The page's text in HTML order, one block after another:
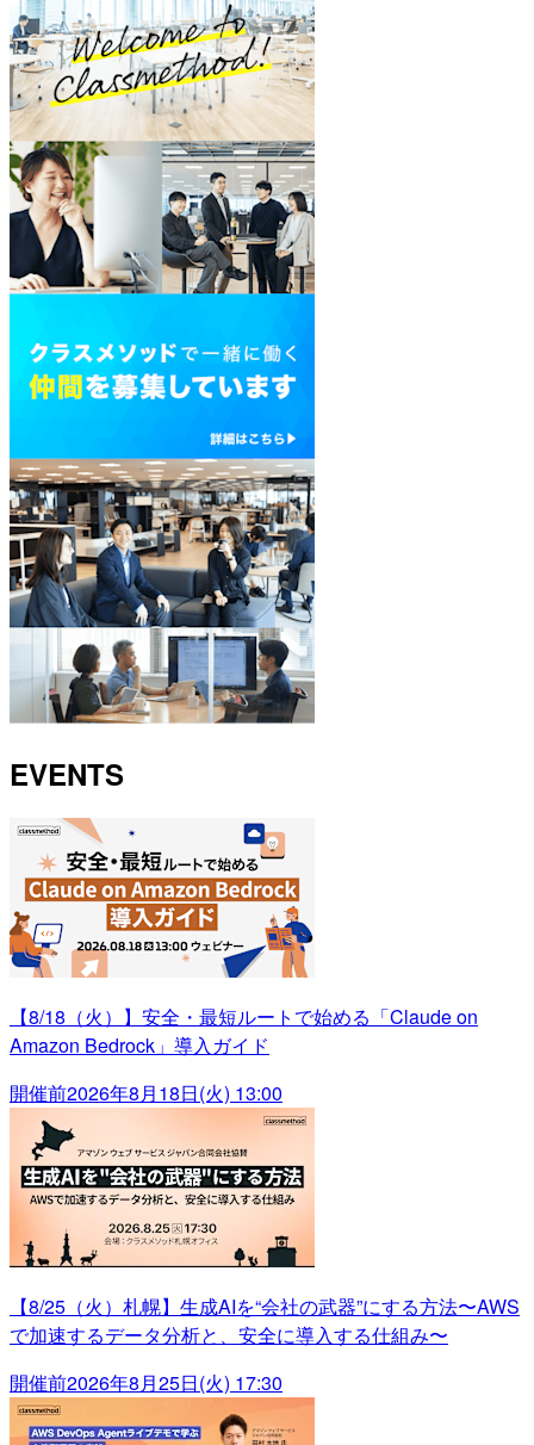
EVENTS
【8/18（火）】安全・最短ルートで始める「Claude on
Amazon Bedrock」導入ガイド
開催前2026年8月18日(火) 13:00
【8/25（火）札幌】生成AIを“会社の武器”にする方法〜AWS
で加速するデータ分析と、安全に導入する仕組み〜
開催前2026年8月25日(火) 17:30